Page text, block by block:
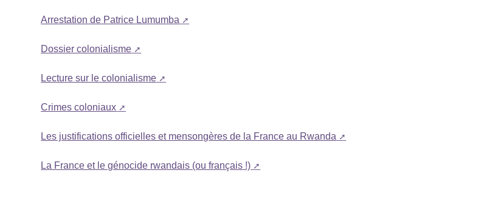
Arrestation de Patrice Lumumba
Dossier colonialisme
Lecture sur le colonialisme
Crimes coloniaux
Les justifications officielles et mensongères de la France au Rwanda
La France et le génocide rwandais (ou français !)